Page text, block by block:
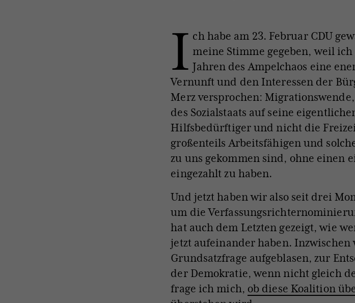
I ch habe am 23. Februar CDU
meine Stimme gegeben, weil
Jahren des Ampelchaos eine
Vernunft und den Interessen der
Merz versprochen:
des Sozialstaats auf seine
Hilfsbedürftiger und nicht die
großenteils Arbeitsfähigen und
zu uns gekommen sind, ohne einen
eingezahlt zu haben.
Und jetzt haben wir also seit drei
um die
hat auch dem Letzten gezeigt, wie
jetzt aufeinander haben.
Grundsatzfrage aufgeblasen, zur
der Demokratie, wenn nicht gleich
frage ich mich, ob diese Koalition